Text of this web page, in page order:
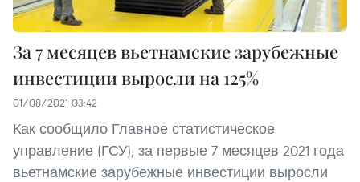
За 7 месяцев вьетнамские зарубежные
инвестиции выросли на 125%
01/08/2021 03:42
Как сообщило Главное статистическое
управление (ГСУ), за первые 7 месяцев 2021 года
вьетнамские зарубежные инвестиции выросли